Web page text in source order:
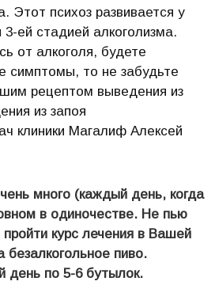
Этот психоз развивается у
ей стадией алкоголизма.
от алкоголя, будете
симптомы, то не забудьте
рецептом выведения из
из запоя
клиники Магалиф Алексей
много (каждый день, когда
в одиночестве. Не пью
курс лечения в Вашей
безалкогольное пиво.
день по 5-6 бутылок.